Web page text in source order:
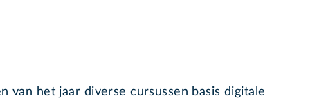
van het jaar diverse cursussen basis digitale